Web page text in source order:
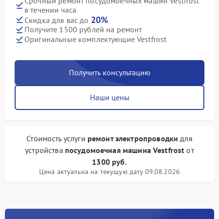
в течении часа
Скидка для вас до 20%
Получите 1500 рублей на ремонт
Оригинальные комплектующие Vestfrost
Получить консультацию
Наши цены
Стоимость услуги ремонт электропроводки для
устройства посудомоечная машина Vestfrost от
1300 руб.
Цена актуальна на текущую дату 09.08.2026